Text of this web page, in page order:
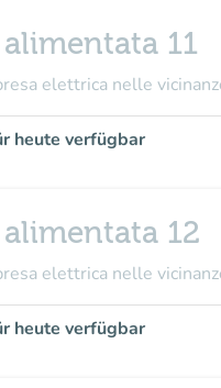
11
elettrica nelle
heute verfügbar
12
elettrica nelle
heute verfügbar